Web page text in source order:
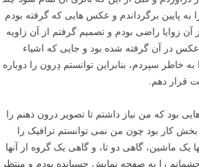
یک جاده با یک پیچ تند زندگی می کنم، این یکی از
است که می شود در آن رانندگی کرد، اما احتمالا
از آن گرفت. من کمی در این مورد فکر کردم و
را در طول روز بگیرم و ماشین ها در جای
خالی باشد (هر دو گزینه خوب هستند)، یا می
ناکافی نوردهی کردن درختان و جاده بدون از
امتحان کنم، چیزی که قبلا امتحان نکرده بودم،